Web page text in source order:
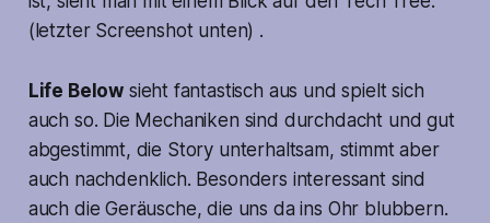
(letzter Screenshot unten) .
Life Below sieht fantastisch aus und spielt sich
auch so. Die Mechaniken sind durchdacht und gut
abgestimmt, die Story unterhaltsam, stimmt aber
auch nachdenklich. Besonders interessant sind
auch die Geräusche, die uns da ins Ohr blubbern.